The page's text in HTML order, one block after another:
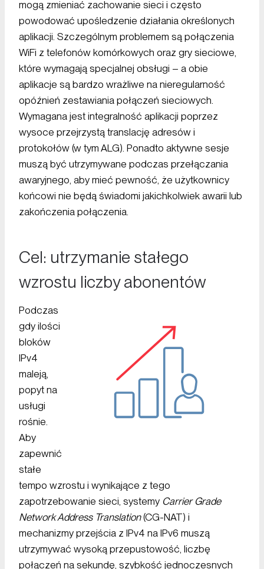
mogą zmieniać zachowanie sieci i często
powodować upośledzenie działania określonych
aplikacji. Szczególnym problemem są połączenia
WiFi z telefonów komórkowych oraz gry sieciowe,
które wymagają specjalnej obsługi – a obie
aplikacje są bardzo wrażliwe na nieregularność
opóźnień zestawiania połączeń sieciowych.
Wymagana jest integralność aplikacji poprzez
wysoce przejrzystą translację adresów i
protokołów (w tym ALG). Ponadto aktywne sesje
muszą być utrzymywane podczas przełączania
awaryjnego, aby mieć pewność, że użytkownicy
końcowi nie będą świadomi jakichkolwiek awarii lub
zakończenia połączenia.
Cel: utrzymanie stałego
wzrostu liczby abonentów
Podczas
gdy ilości
bloków
IPv4
maleją,
popyt na
usługi
rośnie.
Aby
zapewnić
stałe
tempo wzrostu i wynikające z tego
zapotrzebowanie sieci, systemy Carrier Grade
Network Address Translation(CG-NAT) i
mechanizmy przejścia z IPv4 na IPv6 muszą
utrzymywać wysoką przepustowość, liczbę
połączeń na sekundę, szybkość jednoczesnych